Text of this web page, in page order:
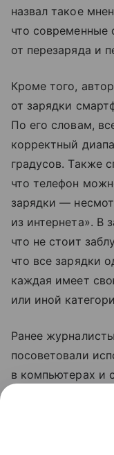
назвал такое
что
от перезаряда и
Кроме того,
от зарядки
По его словам,
корректный
градусов. Также
что телефон
зарядки —
из интернета». В
что не стоит
что все зарядки
каждая имеет
или иной
Ранее
посоветовали
в компьютерах и
скорости и